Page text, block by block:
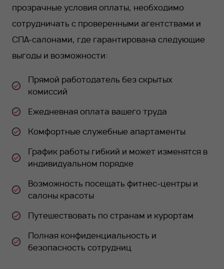
прозрачные условия оплаты, необходимо
сотрудничать с проверенными агентствами и
СПА-салонами, где гарантирована следующие
выгоды и возможности:
Прямой работодатель без скрытых
комиссий
Ежедневная оплата вашего труда
Комфортные служебные апартаменты
График работы гибкий и может изменятся в
индивидуальном порядке
Возможность посещать фитнес-центры и
салоны красоты
Путешествовать по странам и курортам
Полная конфиденциальность и
безопасность сотрудниц